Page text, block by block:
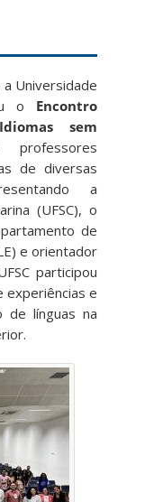
Universidade
o Encontro
sem
de diversas
a
(UFSC), o
de
e orientador
participou
e
de línguas na